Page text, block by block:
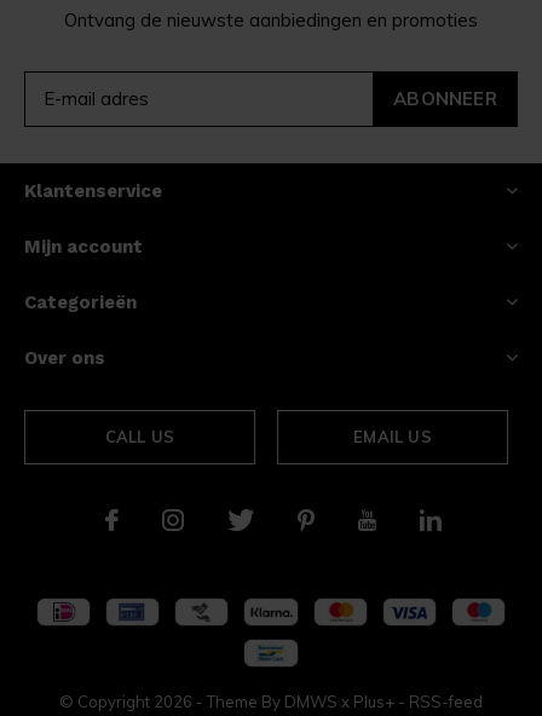
Ontvang de nieuwste aanbiedingen en promoties
ABONNEER
Klantenservice
Mijn account
Categorieën
Over ons
CALL US EMAIL US
© Copyright 2026 - Theme By DMWS x Plus+ - RSS-feed